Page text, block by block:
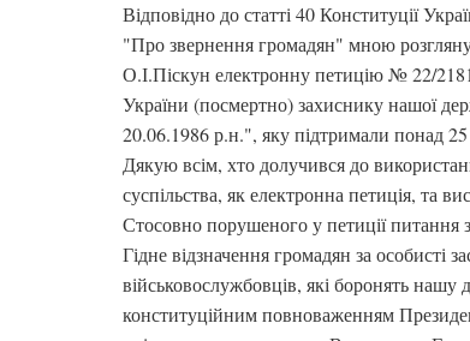
Відповідно до статті 40 Конституції
"Про звернення громадян" мною
О.І.Піскун електронну петицію № 22/
України (посмертно) захиснику нашої
20.06.1986 р.н.", яку підтримали понад
Дякую всім, хто долучився до
суспільства, як електронна петиція, та
Стосовно порушеного у петиції питання
Гідне відзначення громадян за особисті
військовослужбовців, які боронять нашу
конституційним повноваженням